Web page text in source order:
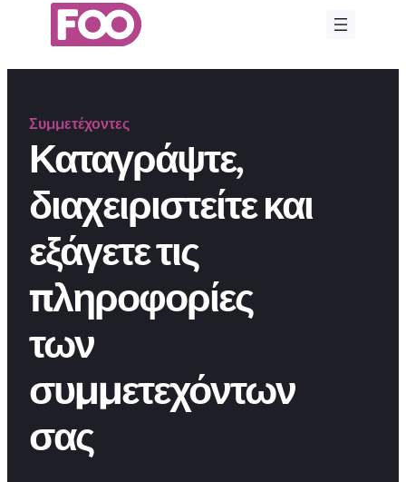
περιεχόμενο
Συμμετέχοντες
Καταγράψτε,
διαχειριστείτε και
εξάγετε τις
πληροφορίες
των
συμμετεχόντων
σας